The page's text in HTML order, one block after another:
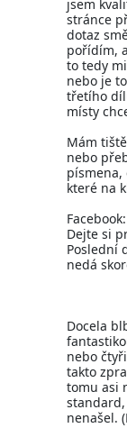
jsem
stránce
dotaz
pořídím,
to tedy
nebo je
třetího
místy
Mám
nebo
písmena,
které na
Facebook:
Dejte si
Poslední
nedá
Docela
nebo
takto
tomu asi
nenašel.